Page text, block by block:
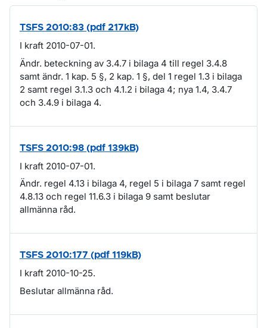
TSFS 2010:83 (pdf 217kB)
I kraft 2010-07-01.
Ändr. beteckning av 3.4.7 i bilaga 4 till regel 3.4.8
samt ändr. 1 kap. 5 §, 2 kap. 1 §, del 1 regel 1.3 i bilaga
2 samt regel 3.1.3 och 4.1.2 i bilaga 4; nya 1.4, 3.4.7
och 3.4.9 i bilaga 4.
TSFS 2010:98 (pdf 139kB)
I kraft 2010-07-01.
Ändr. regel 4.13 i bilaga 4, regel 5 i bilaga 7 samt regel
4.8.13 och regel 11.6.3 i bilaga 9 samt beslutar
allmänna råd.
TSFS 2010:177 (pdf 119kB)
I kraft 2010-10-25.
Beslutar allmänna råd.